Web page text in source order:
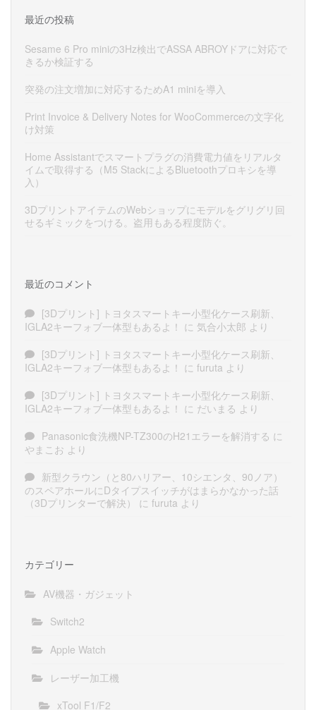
最近の投稿
Sesame 6 Pro miniの3Hz検出でASSA ABROYドアに対応で
きるか検証する
突発の注文増加に対応するためA1 miniを導入
Print Invoice & Delivery Notes for WooCommerceの文字化
け対策
Home Assistantでスマートプラグの消費電力値をリアルタ
イムで取得する（M5 StackによるBluetoothプロキシを導
入）
3DプリントアイテムのWebショップにモデルをグリグリ回
せるギミックをつける。盗用もある程度防ぐ。
最近のコメント
[3Dプリント] トヨタスマートキー小型化ケース刷新、
IGLA2キーフォブ一体型もあるよ！ に 気合小太郎 より
[3Dプリント] トヨタスマートキー小型化ケース刷新、
IGLA2キーフォブ一体型もあるよ！ に furuta より
[3Dプリント] トヨタスマートキー小型化ケース刷新、
IGLA2キーフォブ一体型もあるよ！ に だいまる より
Panasonic食洗機NP-TZ300のH21エラーを解消する に
やまこお より
新型クラウン（と80ハリアー、10シエンタ、90ノア）
のスペアホールにDタイプスイッチがはまらかなかった話
（3Dプリンターで解決）
に furuta より
カテゴリー
AV機器・ガジェット
Switch2
Apple Watch
レーザー加工機
xTool F1/F2